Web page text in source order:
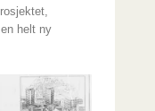
helt ny